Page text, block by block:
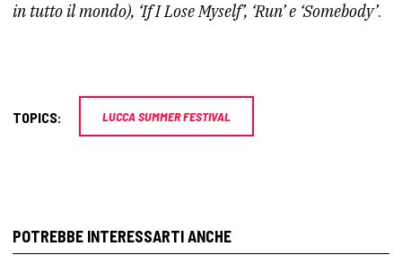
in tutto il mondo), ‘If I Lose Myself’, ‘Run’ e ‘Somebody’.
TOPICS: LUCCA SUMMER FESTIVAL
POTREBBE INTERESSARTI ANCHE